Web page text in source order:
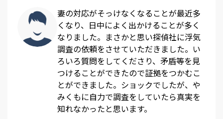
妻の対応がそっけなくなることが最近多
くなり、日中によく出かけることが多く
なりました。まさかと思い探偵社に浮気
調査の依頼をさせていただきました。い
ろいろ質問をしてくださり、矛盾等を見
つけることができたので証拠をつかむこ
とができました。ショックでしたが、や
みくもに自力で調査をしていたら真実を
知れなかったと思います。